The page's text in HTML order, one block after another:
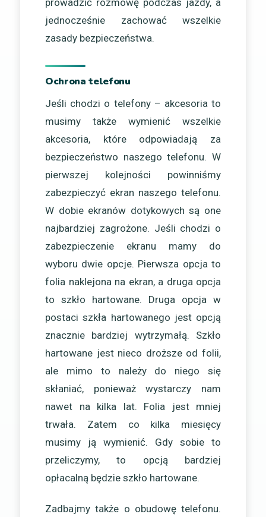
prowadzić rozmowę podczas jazdy, a
jednocześnie zachować wszelkie
zasady bezpieczeństwa.
Ochrona telefonu
Jeśli chodzi o telefony – akcesoria to
musimy także wymienić wszelkie
akcesoria, które odpowiadają za
bezpieczeństwo naszego telefonu. W
pierwszej kolejności powinniśmy
zabezpieczyć ekran naszego telefonu.
W dobie ekranów dotykowych są one
najbardziej zagrożone. Jeśli chodzi o
zabezpieczenie ekranu mamy do
wyboru dwie opcje. Pierwsza opcja to
folia naklejona na ekran, a druga opcja
to szkło hartowane. Druga opcja w
postaci szkła hartowanego jest opcją
znacznie bardziej wytrzymałą. Szkło
hartowane jest nieco droższe od folii,
ale mimo to należy do niego się
skłaniać, ponieważ wystarczy nam
nawet na kilka lat. Folia jest mniej
trwała. Zatem co kilka miesięcy
musimy ją wymienić. Gdy sobie to
przeliczymy, to opcją bardziej
opłacalną będzie szkło hartowane.
Zadbajmy także o obudowę telefonu.